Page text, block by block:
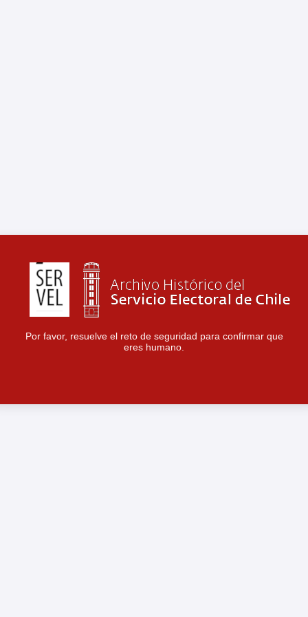
Por favor, resuelve el reto de seguridad para confirmar que
eres humano.